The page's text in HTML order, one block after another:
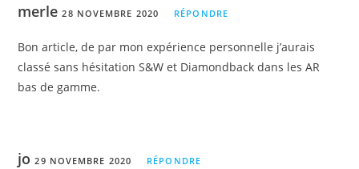
merle28 NOVEMBRE 2020 RÉPONDRE
Bon article, de par mon expérience personnelle j’aurais
classé sans hésitation S&W et Diamondback dans les AR
bas de gamme.
jo29 NOVEMBRE 2020 RÉPONDRE